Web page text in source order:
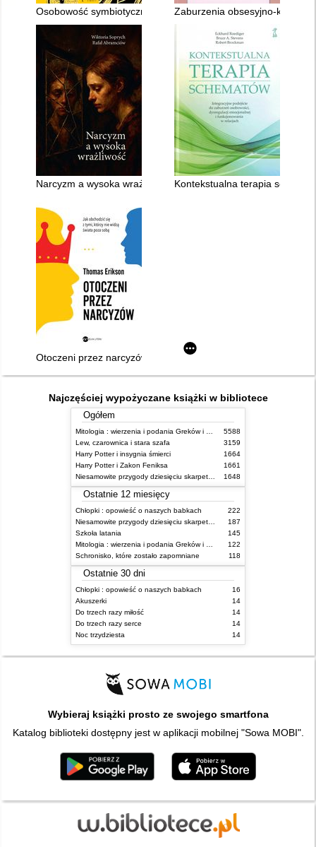
Osobowość symbiotyczna i jej leczenieZaburzenia obsesyjno-
Narcyzm a wysoka wrażliwość Kontekstualna terapia
Otoczeni przez narcyzów : jak obchodzić się z tymi, którzy nie
Najczęściej wypożyczane książki w bibliotece
Ogółem
5588
Lew, czarownica i stara szafa
3159
Harry Potter i insygnia śmierci
1664
Harry Potter i Zakon Feniksa
1661
1648
Ostatnie 12 miesięcy
Chłopki : opowieść o naszych babkach
222
187
Szkoła latania
145
122
Schronisko, które zostało zapomniane
118
Ostatnie 30 dni
Chłopki : opowieść o naszych babkach
16
Akuszerki
14
Do trzech razy miłość
14
Do trzech razy serce
14
Noc trzydziesta
14
Wybieraj książki prosto ze swojego smartfona
Katalog biblioteki dostępny jest w aplikacji mobilnej "Sowa MOBI".